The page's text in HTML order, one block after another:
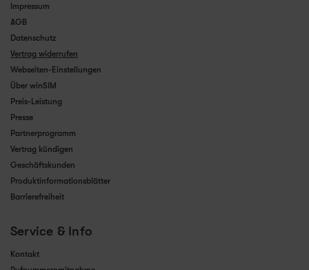
Impressum
AGB
Datenschutz
Vertrag widerrufen
Webseiten-Einstellungen
Über winSIM
Preis-Leistung
Presse
Partnerprogramm
Vertrag kündigen
Geschäftskunden
Produktinformationsblätter
Barrierefreiheit
Service & Info
Kontakt